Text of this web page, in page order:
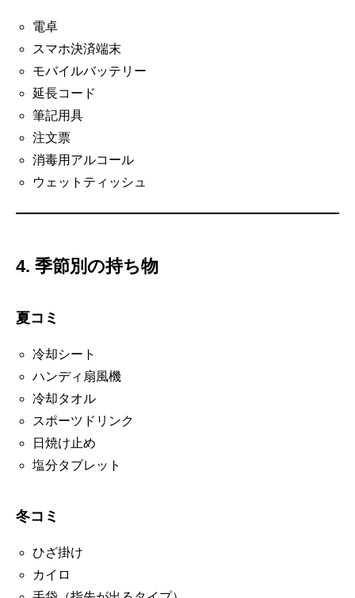
電卓
スマホ決済端末
モバイルバッテリー
延長コード
筆記用具
注文票
消毒用アルコール
ウェットティッシュ
4. 季節別の持ち物
夏コミ
冷却シート
ハンディ扇風機
冷却タオル
スポーツドリンク
日焼け止め
塩分タブレット
冬コミ
ひざ掛け
カイロ